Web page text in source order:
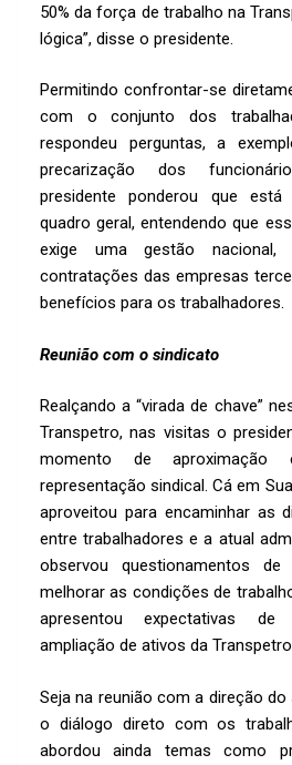
50% da força de trabalho na
lógica”, disse o presidente.
Permitindo confrontar-se
com o conjunto dos
respondeu perguntas, a
precarização dos
presidente ponderou que
quadro geral, entendendo que
exige uma gestão
contratações das empresas
benefícios para os trabalhadores.
Reunião com o sindicato
Realçando a “virada de chave”
Transpetro, nas visitas o
momento de
representação sindical. Cá em
aproveitou para encaminhar as
entre trabalhadores e a atual
observou questionamentos
melhorar as condições de
apresentou expectativas de
ampliação de ativos da
Seja na reunião com a direção
o diálogo direto com os
abordou ainda temas como